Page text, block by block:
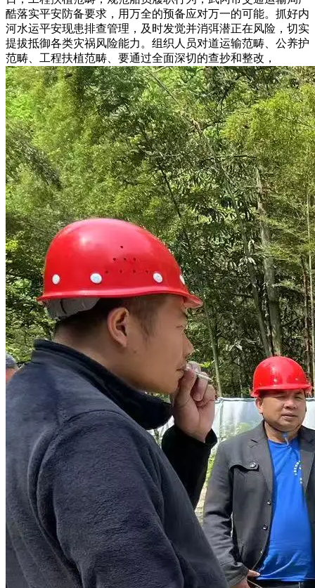
酷落实平安防备要求，用万全的预备应对万一的可能。抓好内
河水运平安现患排查管理，及时发觉并消弭潜正在风险，切实
提拔抵御各类灾祸风险能力。组织人员对道运输范畴、公养护
范畴、工程扶植范畴、要通过全面深切的查抄和整改，